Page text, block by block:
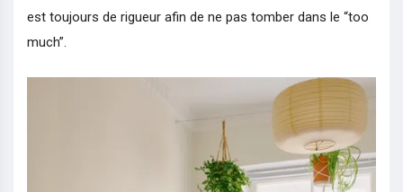
est toujours de rigueur afin de ne pas tomber dans le “too
much”.